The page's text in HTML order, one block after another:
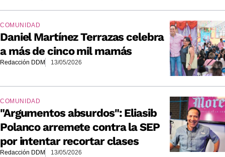
COMUNIDAD
Daniel Martínez Terrazas celebra
a más de cinco mil mamás
Redacción DDM 13/05/2026
COMUNIDAD
"Argumentos absurdos": Eliasib
Polanco arremete contra la SEP
por intentar recortar clases
Redacción DDM 13/05/2026